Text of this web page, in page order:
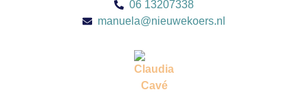
06 13207338
manuela@nieuwekoers.nl